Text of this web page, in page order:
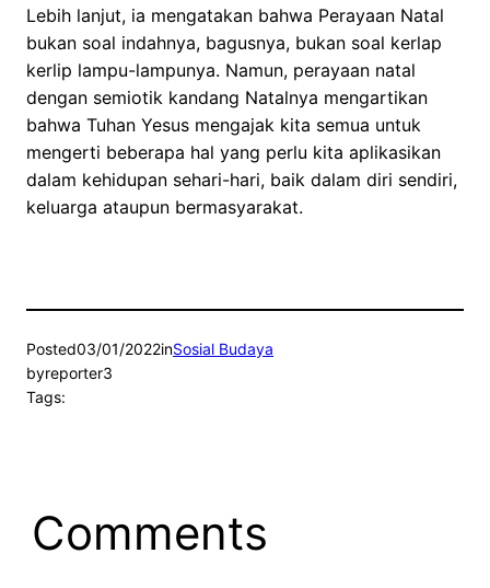
Lebih lanjut, ia mengatakan bahwa Perayaan Natal
bukan soal indahnya, bagusnya, bukan soal kerlap
kerlip lampu-lampunya. Namun, perayaan natal
dengan semiotik kandang Natalnya mengartikan
bahwa Tuhan Yesus mengajak kita semua untuk
mengerti beberapa hal yang perlu kita aplikasikan
dalam kehidupan sehari-hari, baik dalam diri sendiri,
keluarga ataupun bermasyarakat.
Posted03/01/2022inSosial Budaya
byreporter3
Tags:
Comments